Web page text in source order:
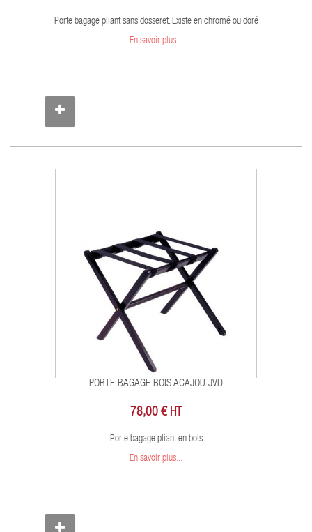
Porte bagage pliant sans dosseret. Existe en chromé ou doré
En savoir plus...
PORTE BAGAGE BOIS ACAJOU JVD
78,00 € HT
Porte bagage pliant en bois
En savoir plus...